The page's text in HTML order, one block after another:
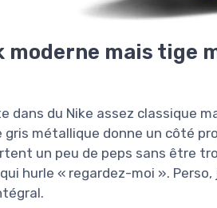
moderne mais tige
dans du Nike assez classique
gris métallique donne un côté
un peu de peps sans être
hurle « regardez-moi ».